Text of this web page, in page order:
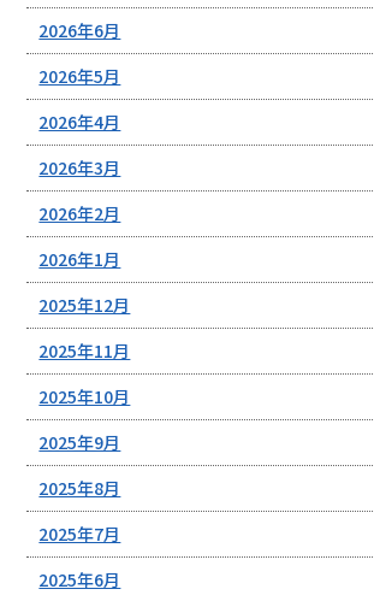
2026年6月
2026年5月
2026年4月
2026年3月
2026年2月
2026年1月
2025年12月
2025年11月
2025年10月
2025年9月
2025年8月
2025年7月
2025年6月